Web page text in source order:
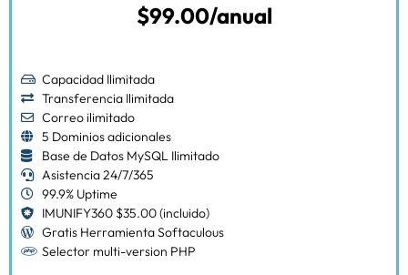
$99.00/anual
Capacidad Ilimitada
Transferencia Ilimitada
Correo ilimitado
5 Dominios adicionales
Base de Datos MySQL Ilimitado
Asistencia 24/7/365
99.9% Uptime
IMUNIFY360 $35.00 (incluido)
Gratis Herramienta Softaculous
Selector multi-version PHP